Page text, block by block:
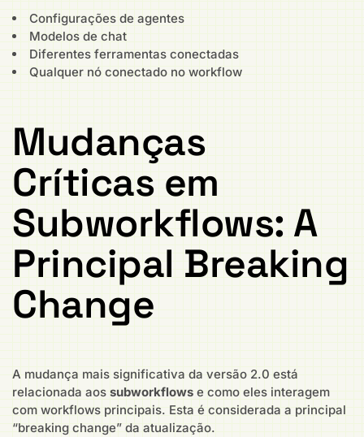
Configurações de agentes
Modelos de chat
Diferentes ferramentas conectadas
Qualquer nó conectado no workflow
Mudanças
Críticas em
Subworkflows: A
Principal Breaking
Change
A mudança mais significativa da versão 2.0 está
relacionada aos subworkflows e como eles interagem
com workflows principais. Esta é considerada a principal
“breaking change” da atualização.